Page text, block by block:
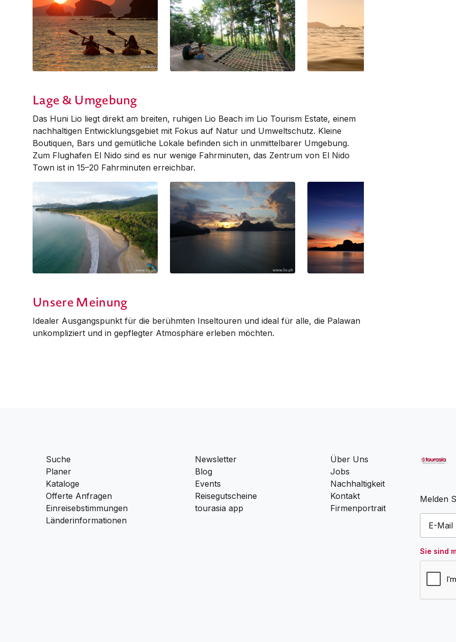
Lage & Umgebung
Das Huni Lio liegt direkt am breiten, ruhigen Lio Beach im Lio Tourism Estate, einem
nachhaltigen Entwicklungsgebiet mit Fokus auf Natur und Umweltschutz. Kleine
Boutiquen, Bars und gemütliche Lokale befinden sich in unmittelbarer Umgebung.
Zum Flughafen El Nido sind es nur wenige Fahrminuten, das Zentrum von El Nido
Town ist in 15–20 Fahrminuten erreichbar.
Unsere Meinung
Idealer Ausgangspunkt für die berühmten Inseltouren und ideal für alle, die Palawan
unkompliziert und in gepflegter Atmosphäre erleben möchten.
Suche
Planer
Kataloge
Offerte Anfragen
Einreisebstimmungen
Länderinformationen
Newsletter
Blog
Events
Reisegutscheine
tourasia app
Über Uns
Jobs
Nachhaltigkeit
Kontakt
Firmenportrait
Melden
Sie sind